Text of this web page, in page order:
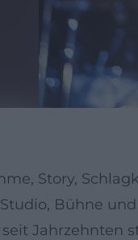
Story,
Bühne
Jahrzehnten